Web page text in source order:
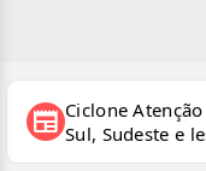
newspaper Ciclone
Sul, Sudeste e